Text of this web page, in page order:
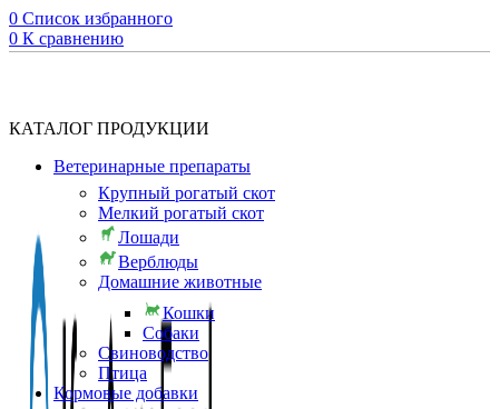
0 Список избранного
0 К сравнению
КАТАЛОГ ПРОДУКЦИИ
Ветеринарные препараты
Крупный рогатый скот
Мелкий рогатый скот
Лошади
Верблюды
Домашние животные
Кошки
Собаки
Свиноводство
Птица
Кормовые добавки